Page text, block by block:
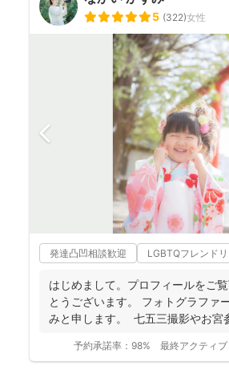
5 (322)女性
発達凸凹相談歓迎 LGBTQフレンド
はじめまして。プロフィールをご
とうございます。 フォトグラファ
みと申します。 七五三撮影やお宮
予約承諾率： 98% 最終アクティブ